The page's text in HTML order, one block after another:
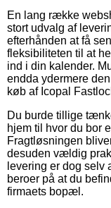
En lang række
stort udvalg af
efterhånden at få
fleksibiliteten til at
ind i din kalender.
endda ydermere
køb af Icopal
Du burde tillige
hjem til hvor du bor
Fragtløsningen
desuden vældig
levering er dog selv
beroer på at du
firmaets bopæl.